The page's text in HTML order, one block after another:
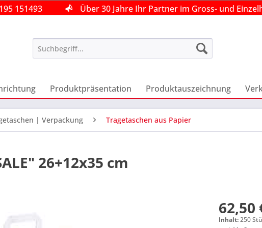
151493 Über 30 Jahre Ihr Partner im Gross- und
151493 Über 30 Jahre Ihr Partner im Gross- und
Produktpräsentation Produktauszeichnung
| Verpackung Tragetaschen aus Papier
26+12x35 cm
62,50
Inhalt:250
151493 Über 30 Jahre Ihr Partner im Gross- und